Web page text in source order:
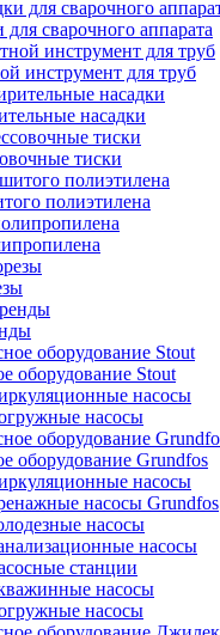
для сварочного аппарата
инструмент для труб
насадки
тиски
полиэтилена
оборудование Stout
насосы
насосы
оборудование Grundfos
насосы
насосы Grundfos
насосы
насосы
станции
насосы
насосы